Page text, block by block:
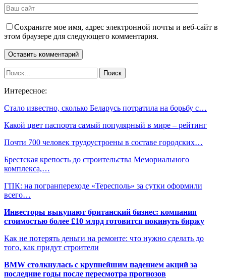
Сохраните мое имя, адрес электронной почты и веб-сайт в
этом браузере для следующего комментария.
Интересное:
Стало известно, сколько Беларусь потратила на борьбу с…
Какой цвет паспорта самый популярный в мире – рейтинг
Почти 700 человек трудоустроены в составе городских…
Брестская крепость до строительства Мемориального
комплекса,…
ГПК: на погранпереходе «Тересполь» за сутки оформили
всего…
Инвесторы выкупают британский бизнес: компания
стоимостью более £10 млрд готовится покинуть биржу
Как не потерять деньги на ремонте: что нужно сделать до
того, как придут строители
BMW столкнулась с крупнейшим падением акций за
последние годы после пересмотра прогнозов